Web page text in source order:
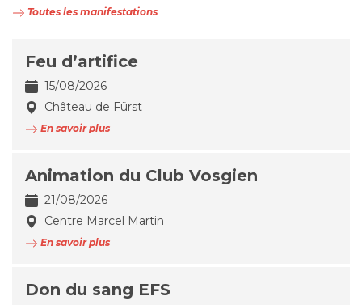
Toutes les manifestations
Feu d’artifice
15/08/2026
Château de Fürst
En savoir plus
Animation du Club Vosgien
21/08/2026
Centre Marcel Martin
En savoir plus
Don du sang EFS